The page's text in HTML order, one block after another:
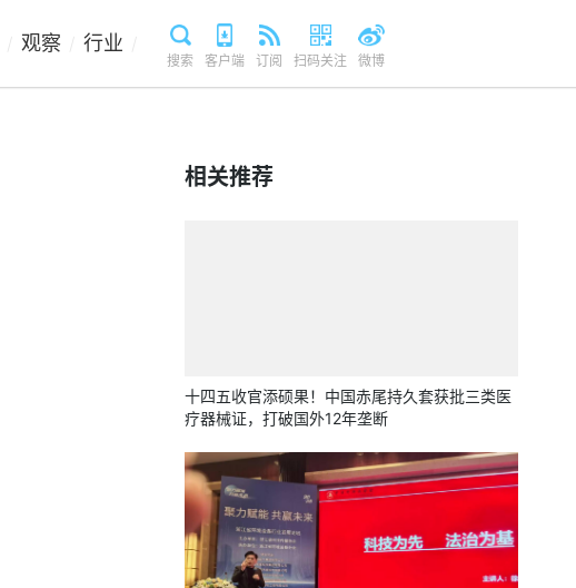
观察 行业
搜索 客户端 订阅 扫码关注 微博
相关推荐
十四五收官添硕果！中国赤尾持久套获批三类医
疗器械证，打破国外12年垄断